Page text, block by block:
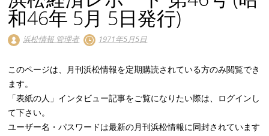
和46年 5月 5日発行)
浜松情報 管理者 1971年5月5日
このページは、月刊浜松情報を定期購読されている方のみ閲覧でき
ます。
「表紙の人」インタビュー記事をご覧になりたい際は、ログインし
て下さい。
ユーザー名・パスワードは最新の月刊浜松情報に同封されています